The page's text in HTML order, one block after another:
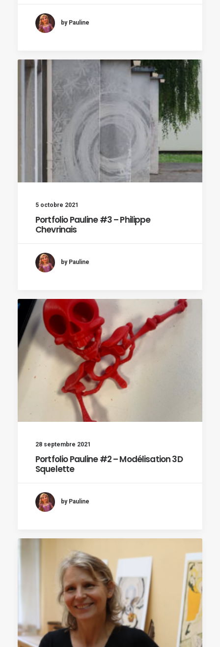
by Pauline
5 octobre 2021
Portfolio Pauline #3 – Philippe
Chevrinais
by Pauline
28 septembre 2021
Portfolio Pauline #2 – Modélisation 3D
Squelette
by Pauline